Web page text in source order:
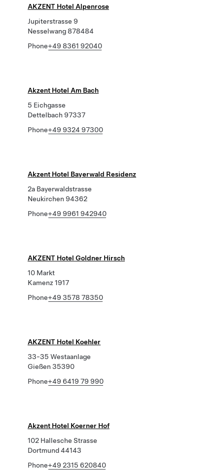
AKZENT Hotel Alpenrose
Jupiterstrasse 9
Nesselwang 878484
Phone+49 8361 92040
Akzent Hotel Am Bach
5 Eichgasse
Dettelbach 97337
Phone+49 9324 97300
Akzent Hotel Bayerwald Residenz
2a Bayerwaldstrasse
Neukirchen 94362
Phone+49 9961 942940
AKZENT Hotel Goldner Hirsch
10 Markt
Kamenz 1917
Phone+49 3578 78350
AKZENT Hotel Koehler
33-35 Westaanlage
Gießen 35390
Phone+49 6419 79 990
Akzent Hotel Koerner Hof
102 Hallesche Strasse
Dortmund 44143
Phone+49 2315 620840